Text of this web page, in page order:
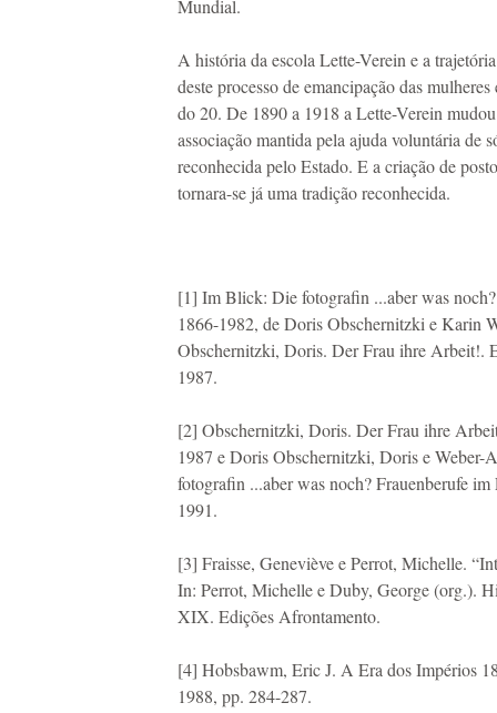
Mundial.
A história da escola Lette-Verein e a
deste processo de emancipação das
do 20. De 1890 a 1918 a Lette-Verein
associação mantida pela ajuda voluntária de
reconhecida pelo Estado. E a criação de
tornara-se já uma tradição reconhecida.
[1] Im Blick: Die fotografin ...aber was
1866-1982, de Doris Obschernitzki e Karin
Obschernitzki, Doris. Der Frau ihre Arbeit!.
1987.
[2] Obschernitzki, Doris. Der Frau ihre
1987 e Doris Obschernitzki, Doris e
fotografin ...aber was noch? Frauenberufe
1991.
[3] Fraisse, Geneviève e Perrot, Michelle.
In: Perrot, Michelle e Duby, George (org.).
XIX. Edições Afrontamento.
[4] Hobsbawm, Eric J. A Era dos Impérios
1988, pp. 284-287.